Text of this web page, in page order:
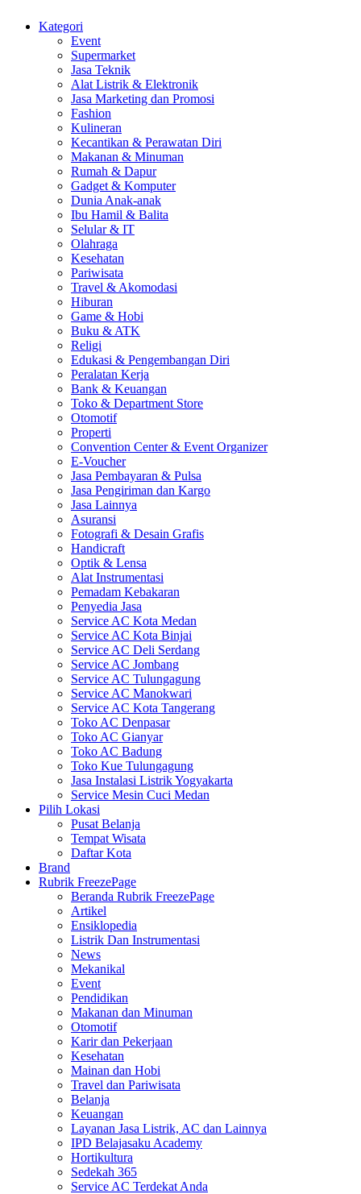
Kategori
Event
Supermarket
Jasa Teknik
Alat Listrik & Elektronik
Jasa Marketing dan Promosi
Fashion
Kulineran
Kecantikan & Perawatan Diri
Makanan & Minuman
Rumah & Dapur
Gadget & Komputer
Dunia Anak-anak
Ibu Hamil & Balita
Selular & IT
Olahraga
Kesehatan
Pariwisata
Travel & Akomodasi
Hiburan
Game & Hobi
Buku & ATK
Religi
Edukasi & Pengembangan Diri
Peralatan Kerja
Bank & Keuangan
Toko & Department Store
Otomotif
Properti
Convention Center & Event Organizer
E-Voucher
Jasa Pembayaran & Pulsa
Jasa Pengiriman dan Kargo
Jasa Lainnya
Asuransi
Fotografi & Desain Grafis
Handicraft
Optik & Lensa
Alat Instrumentasi
Pemadam Kebakaran
Penyedia Jasa
Service AC Kota Medan
Service AC Kota Binjai
Service AC Deli Serdang
Service AC Jombang
Service AC Tulungagung
Service AC Manokwari
Service AC Kota Tangerang
Toko AC Denpasar
Toko AC Gianyar
Toko AC Badung
Toko Kue Tulungagung
Jasa Instalasi Listrik Yogyakarta
Service Mesin Cuci Medan
Pilih Lokasi
Pusat Belanja
Tempat Wisata
Daftar Kota
Brand
Rubrik FreezePage
Beranda Rubrik FreezePage
Artikel
Ensiklopedia
Listrik Dan Instrumentasi
News
Mekanikal
Event
Pendidikan
Makanan dan Minuman
Otomotif
Karir dan Pekerjaan
Kesehatan
Mainan dan Hobi
Travel dan Pariwisata
Belanja
Keuangan
Layanan Jasa Listrik, AC dan Lainnya
IPD Belajasaku Academy
Hortikultura
Sedekah 365
Service AC Terdekat Anda